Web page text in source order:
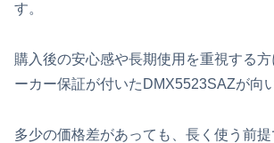
す。
購入後の安心感や長期使用を重視する
ーカー保証が付いたDMX5523SAZが向
多少の価格差があっても、長く使う前